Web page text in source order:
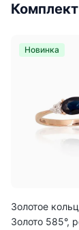
Комплект
Новинка
Золотое
Золото 585°,